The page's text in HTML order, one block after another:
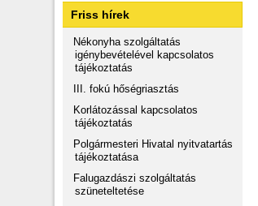
Friss hírek
Nékonyha szolgáltatás
igénybevételével kapcsolatos
tájékoztatás
III. fokú hőségriasztás
Korlátozással kapcsolatos
tájékoztatás
Polgármesteri Hivatal nyitvatartás
tájékoztatása
Falugazdászi szolgáltatás
szüneteltetése